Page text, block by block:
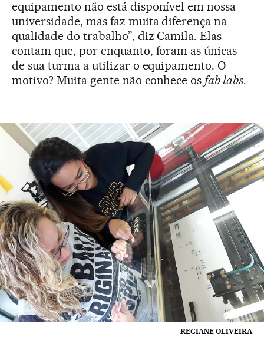
equipamento não está disponível em nossa
universidade, mas faz muita diferença na
qualidade do trabalho”, diz Camila. Elas
contam que, por enquanto, foram as únicas
de sua turma a utilizar o equipamento. O
motivo? Muita gente não conhece os fab labs.
REGIANE OLIVEIRA